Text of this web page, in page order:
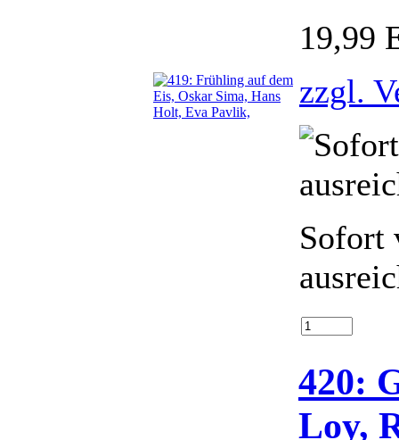
19,99
zzgl.
Sofort
420:
Loy,